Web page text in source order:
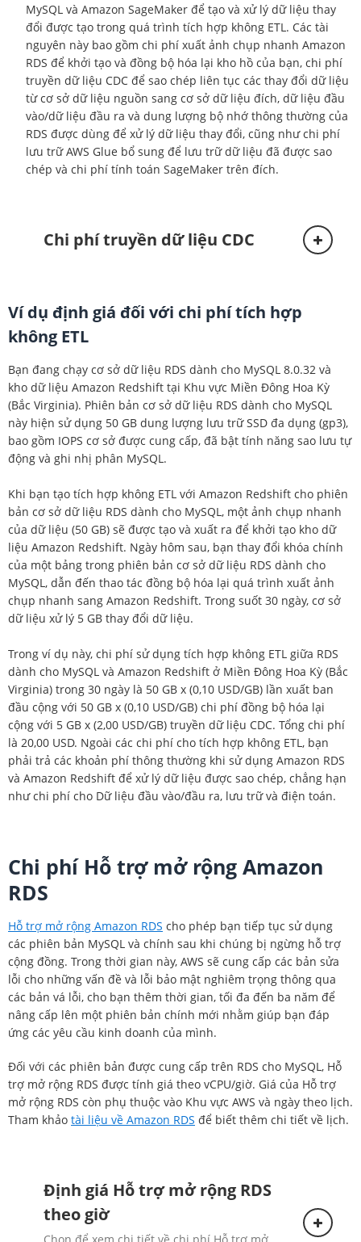
MySQL và Amazon SageMaker để tạo và xử lý dữ liệu thay
đổi được tạo trong quá trình tích hợp không ETL. Các tài
nguyên này bao gồm chi phí xuất ảnh chụp nhanh Amazon
RDS để khởi tạo và đồng bộ hóa lại kho hồ của bạn, chi phí
truyền dữ liệu CDC để sao chép liên tục các thay đổi dữ liệu
từ cơ sở dữ liệu nguồn sang cơ sở dữ liệu đích, dữ liệu đầu
vào/dữ liệu đầu ra và dung lượng bộ nhớ thông thường của
RDS được dùng để xử lý dữ liệu thay đổi, cũng như chi phí
lưu trữ AWS Glue bổ sung để lưu trữ dữ liệu đã được sao
chép và chi phí tính toán SageMaker trên đích.
Chi phí truyền dữ liệu CDC
Ví dụ định giá đối với chi phí tích hợp
không ETL
Bạn đang chạy cơ sở dữ liệu RDS dành cho MySQL 8.0.32 và
kho dữ liệu Amazon Redshift tại Khu vực Miền Đông Hoa Kỳ
(Bắc Virginia). Phiên bản cơ sở dữ liệu RDS dành cho MySQL
này hiện sử dụng 50 GB dung lượng lưu trữ SSD đa dụng (gp3),
bao gồm IOPS cơ sở được cung cấp, đã bật tính năng sao lưu tự
động và ghi nhị phân MySQL.
Khi bạn tạo tích hợp không ETL với Amazon Redshift cho phiên
bản cơ sở dữ liệu RDS dành cho MySQL, một ảnh chụp nhanh
của dữ liệu (50 GB) sẽ được tạo và xuất ra để khởi tạo kho dữ
liệu Amazon Redshift. Ngày hôm sau, bạn thay đổi khóa chính
của một bảng trong phiên bản cơ sở dữ liệu RDS dành cho
MySQL, dẫn đến thao tác đồng bộ hóa lại quá trình xuất ảnh
chụp nhanh sang Amazon Redshift. Trong suốt 30 ngày, cơ sở
dữ liệu xử lý 5 GB thay đổi dữ liệu.
Trong ví dụ này, chi phí sử dụng tích hợp không ETL giữa RDS
dành cho MySQL và Amazon Redshift ở Miền Đông Hoa Kỳ (Bắc
Virginia) trong 30 ngày là 50 GB x (0,10 USD/GB) lần xuất ban
đầu cộng với 50 GB x (0,10 USD/GB) chi phí đồng bộ hóa lại
cộng với 5 GB x (2,00 USD/GB) truyền dữ liệu CDC. Tổng chi phí
là 20,00 USD. Ngoài các chi phí cho tích hợp không ETL, bạn
phải trả các khoản phí thông thường khi sử dụng Amazon RDS
và Amazon Redshift để xử lý dữ liệu được sao chép, chẳng hạn
như chi phí cho Dữ liệu đầu vào/đầu ra, lưu trữ và điện toán.
Chi phí Hỗ trợ mở rộng Amazon
RDS
Hỗ trợ mở rộng Amazon RDS cho phép bạn tiếp tục sử dụng
các phiên bản MySQL và chính sau khi chúng bị ngừng hỗ trợ
cộng đồng. Trong thời gian này, AWS sẽ cung cấp các bản sửa
lỗi cho những vấn đề và lỗi bảo mật nghiêm trọng thông qua
các bản vá lỗi, cho bạn thêm thời gian, tối đa đến ba năm để
nâng cấp lên một phiên bản chính mới nhằm giúp bạn đáp
ứng các yêu cầu kinh doanh của mình.
Đối với các phiên bản được cung cấp trên RDS cho MySQL, Hỗ
trợ mở rộng RDS được tính giá theo vCPU/giờ. Giá của Hỗ trợ
mở rộng RDS còn phụ thuộc vào Khu vực AWS và ngày theo lịch.
Tham khảo tài liệu về Amazon RDS để biết thêm chi tiết về lịch.
Định giá Hỗ trợ mở rộng RDS
theo giờ